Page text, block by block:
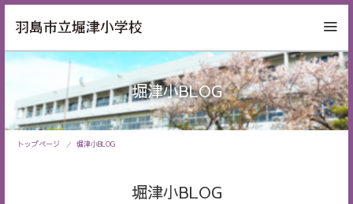
堀津小BLOG
トップページ 堀津小BLOG
堀津小BLOG